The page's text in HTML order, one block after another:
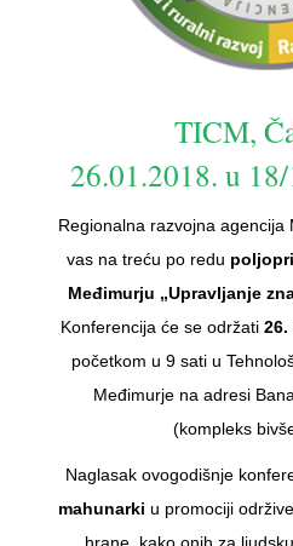
TICM,
26.01.2018. u
Regionalna razvojna agencija
vas na treću po redu
Međimurju „Upravljanje
Konferencija će se održati 26.
početkom u 9 sati u
Međimurje na adresi
(kompleks
Naglasak ovogodišnje
mahunarki u promociji